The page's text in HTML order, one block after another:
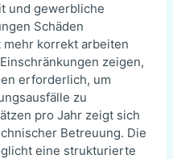
und gewerbliche
Schäden
korrekt arbeiten
zeigen,
erforderlich, um
zu
pro Jahr zeigt sich
Betreuung. Die
eine strukturierte